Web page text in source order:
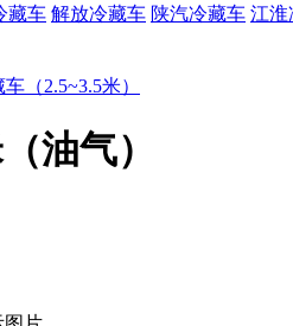
藏车 解放冷藏车 陕汽冷藏车 江淮
（2.5~3.5米）
油气）